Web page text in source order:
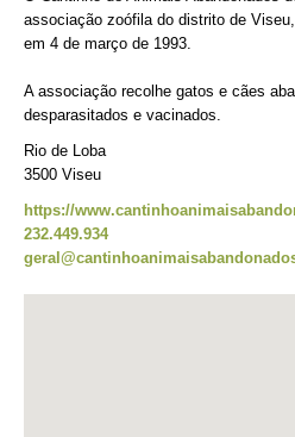
associação zoófila do distrito de
em 4 de março de 1993.
A associação recolhe gatos e cães
desparasitados e vacinados.
Rio de Loba
3500 Viseu
https://
232.449.934